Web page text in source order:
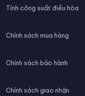
Tính công suất điều hòa
Chính sách mua hàng
Chính sách bảo hành
Chính sách giao nhận